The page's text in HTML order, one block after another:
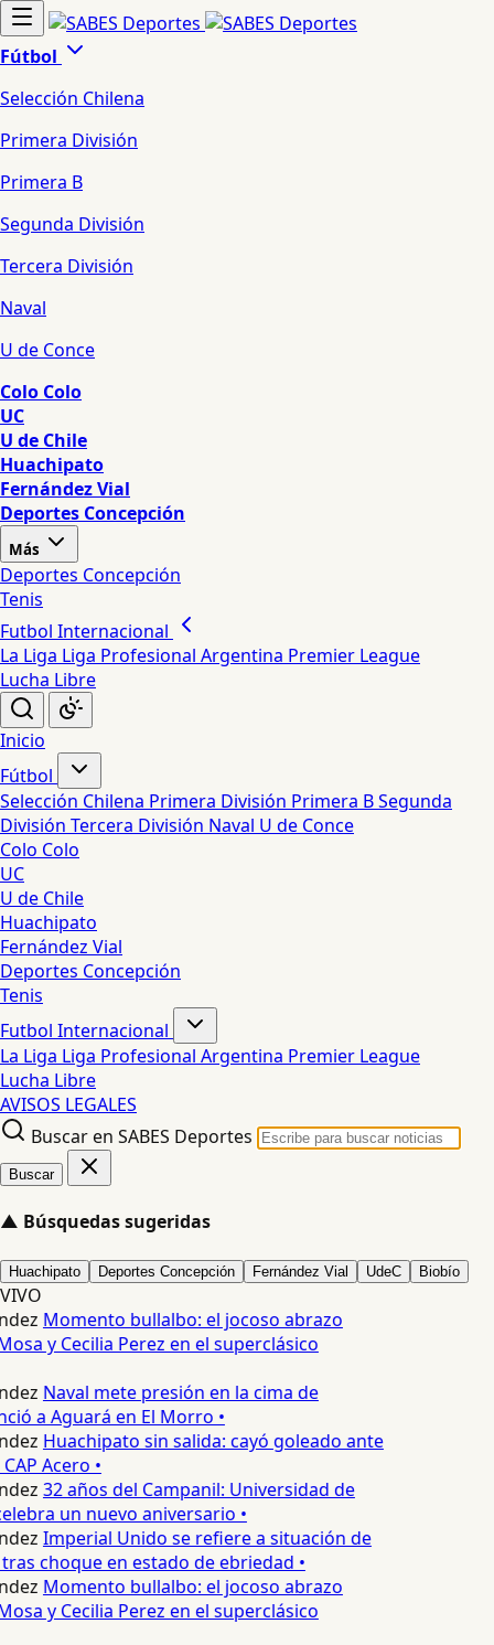
Fútbol
Selección Chilena
Primera División
Primera B
Segunda División
Tercera División
Naval
U de Conce
Colo Colo
UC
U de Chile
Huachipato
Fernández Vial
Deportes Concepción
Más
Deportes Concepción
Tenis
Futbol Internacional
La Liga Liga Profesional Argentina Premier League
Lucha Libre
Inicio
Fútbol
Selección Chilena Primera División Primera BSegunda
División Tercera División Naval U de Conce
Colo Colo
UC
U de Chile
Huachipato
Fernández Vial
Deportes Concepción
Tenis
Futbol Internacional
La Liga Liga Profesional Argentina Premier League
Lucha Libre
AVISOS LEGALES
Buscar en SABES Deportes
Buscar
▲ Búsquedas sugeridas
Huachipato Deportes Concepción Fernández Vial UdeC Biobío
VIVO
Momento bullalbo: el jocoso abrazo
y Cecilia Perez en el superclásico
Naval mete presión en la cima de
a Aguará en El Morro •
Huachipato sin salida: cayó goleado ante
Acero •
32 años del Campanil: Universidad de
un nuevo aniversario •
Imperial Unido se refiere a situación de
choque en estado de ebriedad •
Momento bullalbo: el jocoso abrazo
y Cecilia Perez en el superclásico